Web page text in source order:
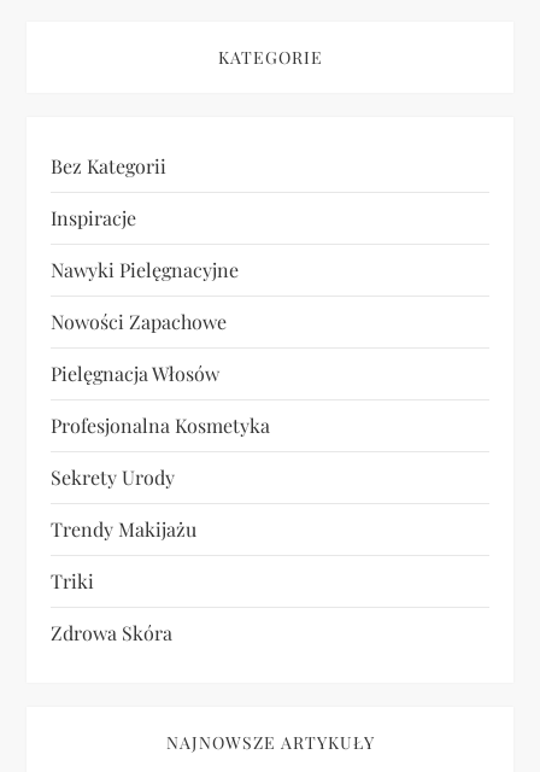
KATEGORIE
Bez Kategorii
Inspiracje
Nawyki Pielęgnacyjne
Nowości Zapachowe
Pielęgnacja Włosów
Profesjonalna Kosmetyka
Sekrety Urody
Trendy Makijażu
Triki
Zdrowa Skóra
NAJNOWSZE ARTYKUŁY